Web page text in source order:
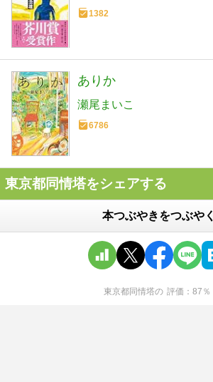
1382
ありか
瀬尾まいこ
6786
東京都同情塔をシェアする
本つぶやきをつぶやく
東京都同情塔の 評価 87 ％